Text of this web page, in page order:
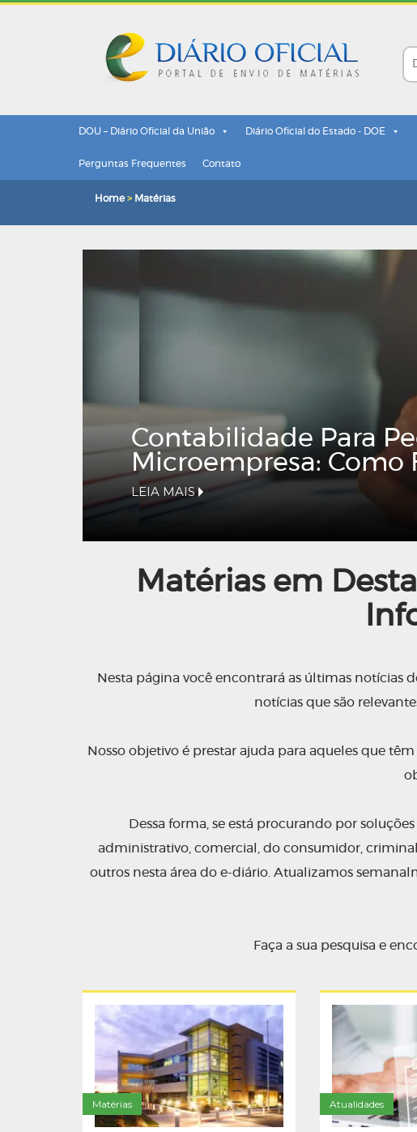
DOU – Diário Oficial da União Diário Oficial do Estado - DOE
Perguntas Frequentes Contato
Home > Matérias
Contabilidade Para
Microempresa: Como
LEIA MAIS
Responsabilidades
O Que É Licitação e
LEIA MAIS
Matérias em
Nesta página você encontrará as últimas notícias
notícias que são
Nosso objetivo é prestar ajuda para aqueles que
Dessa forma, se está procurando por
administrativo, comercial, do consumidor,
outros nesta área do e-diário. Atualizamos
Faça a sua pesquisa e
Matérias Atualidades